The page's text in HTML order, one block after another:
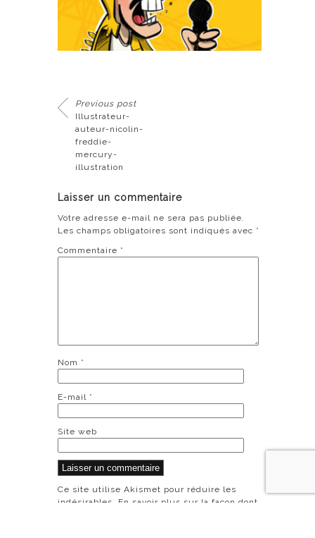
Previous post
Illustrateur-
auteur-nicolin-
freddie-
mercury-
illustration
Laisser un commentaire
Votre adresse e-mail ne sera pas publiée.
Les champs obligatoires sont indiqués avec *
Commentaire *
Nom *
E-mail *
Site web
Ce site utilise Akismet pour réduire les
indésirables.
En savoir plus sur la façon dont